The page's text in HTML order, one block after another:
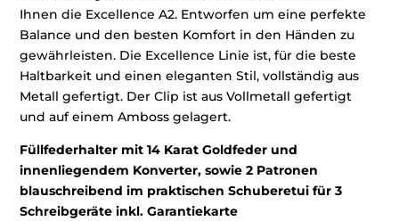
Ihnen die Excellence A2. Entworfen um eine perfekte
Balance und den besten Komfort in den Händen zu
gewährleisten. Die Excellence Linie ist, für die beste
Haltbarkeit und einen eleganten Stil, vollständig aus
Metall gefertigt. Der Clip ist aus Vollmetall gefertigt
und auf einem Amboss gelagert.
Füllfederhalter mit 14 Karat Goldfeder und
innenliegendem Konverter, sowie 2 Patronen
blauschreibend im praktischen Schuberetui für 3
Schreibgeräte inkl. Garantiekarte